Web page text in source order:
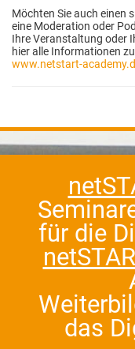
Möchten Sie auch einen
eine Moderation oder
Ihre Veranstaltung oder
hier alle Informationen
www.netstart-
für die
das